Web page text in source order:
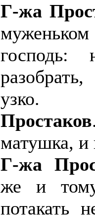
Г-жа
господь:
узко.
Простаков
матушка, и
Г-жа
же и
потакать